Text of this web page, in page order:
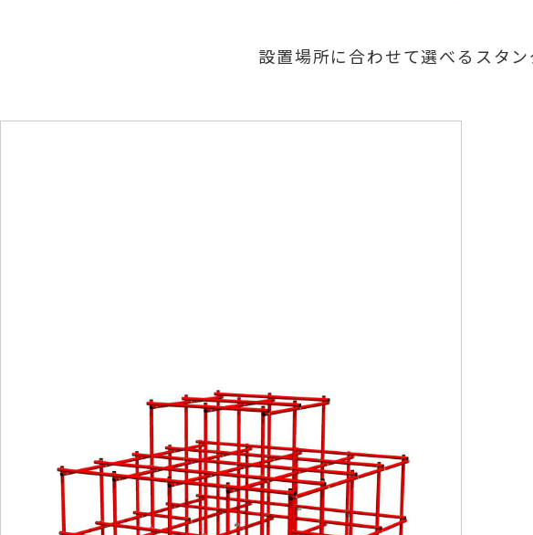
設置場所に合わせて選べるスタン